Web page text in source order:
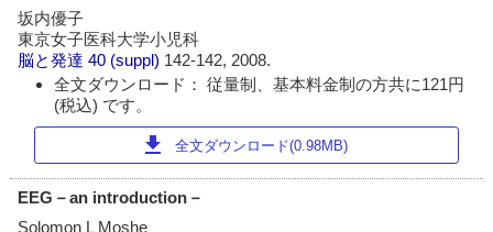
坂内優子
東京女子医科大学小児科
脳と発達 40 (suppl) 142-142, 2008.
全文ダウンロード： 従量制、基本料金制の方共に121円
(税込) です。
download 全文ダウンロード(0.98MB)
EEG－an introduction－
Solomon L Moshe